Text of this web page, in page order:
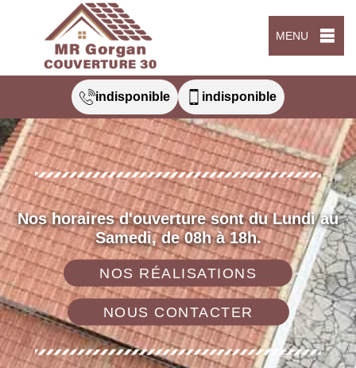
MENU
indisponible indisponible
Nos horaires d'ouverture sont du Lundi au
Samedi, de 08h à 18h.
NOS RÉALISATIONS
NOUS CONTACTER